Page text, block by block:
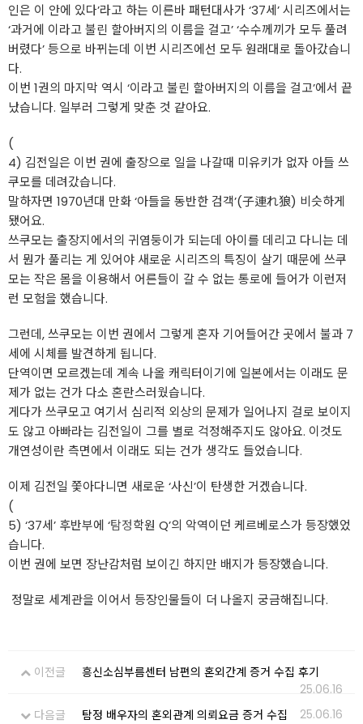
인은 이 안에 있다’라고 하는 이른바 패턴대사가 ‘37세’ 시리즈에서는
‘과거에 이라고 불린 할아버지의 이름을 걸고’ ‘수수께끼가 모두 풀려
버렸다’ 등으로 바뀌는데 이번 시리즈에선 모두 원래대로 돌아갔습니
다.
이번 1권의 마지막 역시 ‘이라고 불린 할아버지의 이름을 걸고’에서 끝
났습니다. 일부러 그렇게 맞춘 것 같아요.
(
4) 김전일은 이번 권에 출장으로 일을 나갈때 미유키가 없자 아들 쓰
쿠모를 데려갔습니다.
말하자면 1970년대 만화 ‘아들을 동반한 검객’(子連れ狼) 비슷하게
됐어요.
쓰쿠모는 출장지에서의 귀염둥이가 되는데 아이를 데리고 다니는 데
서 뭔가 풀리는 게 있어야 새로운 시리즈의 특징이 살기 때문에 쓰쿠
모는 작은 몸을 이용해서 어른들이 갈 수 없는 통로에 들어가 이런저
런 모험을 했습니다.
그런데, 쓰쿠모는 이번 권에서 그렇게 혼자 기어들어간 곳에서 불과 7
세에 시체를 발견하게 됩니다.
단역이면 모르겠는데 계속 나올 캐릭터이기에 일본에서는 이래도 문
제가 없는 건가 다소 혼란스러웠습니다.
게다가 쓰쿠모고 여기서 심리적 외상의 문제가 일어나지 걸로 보이지
도 않고 아빠라는 김전일이 그를 별로 걱정해주지도 않아요. 이것도
개연성이란 측면에서 이래도 되는 건가 생각도 들었습니다.
이제 김전일 쫓아다니면 새로운 ‘사신’이 탄생한 거겠습니다.
(
5) ‘37세’ 후반부에 ‘탐정학원 Q’의 악역이던 케르베로스가 등장했었
습니다.
이번 권에 보면 장난감처럼 보이긴 하지만 배지가 등장했습니다.
​ 정말로 세계관을 이어서 등장인물들이 더 나올지 궁금해집니다.
이전글
흥신소심부름센터 남편의 혼외간계 증거 수집 후기
25.06.16
다음글
탐정 배우자의 혼외관계 의뢰요금 증거 수집 25.06.16